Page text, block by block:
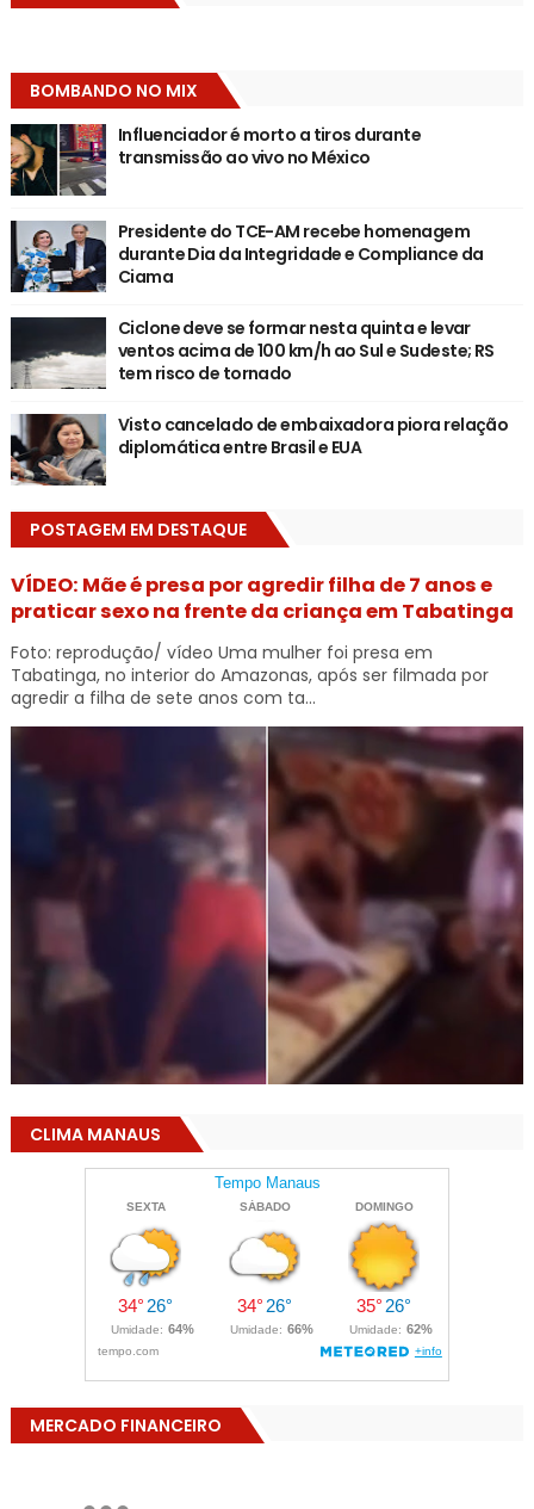
BOMBANDO NO MIX
Influenciador é morto a tiros durante
transmissão ao vivo no México
Presidente do TCE-AM recebe homenagem
durante Dia da Integridade e Compliance da
Ciama
Ciclone deve se formar nesta quinta e levar
ventos acima de 100 km/h ao Sul e Sudeste; RS
tem risco de tornado
Visto cancelado de embaixadora piora relação
diplomática entre Brasil e EUA
POSTAGEM EM DESTAQUE
VÍDEO: Mãe é presa por agredir filha de 7 anos e
praticar sexo na frente da criança em Tabatinga
Foto: reprodução/ vídeo Uma mulher foi presa em
Tabatinga, no interior do Amazonas, após ser filmada por
agredir a filha de sete anos com ta...
CLIMA MANAUS
MERCADO FINANCEIRO